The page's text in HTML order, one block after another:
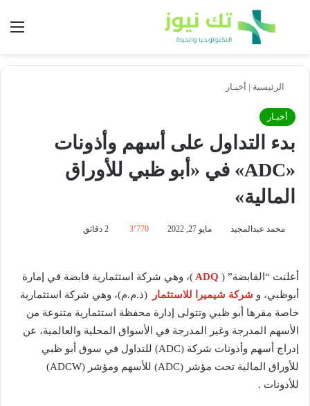
بحث عن
الرئيسية | أخبـار
أخبـار
بدء التداول على أسهم وأذونات
«ADC» في «أبو ظبي للأوراق
المالية»
محمد عبدالمجيد مايو 27, 2022 3٬770
أعلنت “القابضة” ( ADQ )، وهي شركة استثمارية قابضة في إمارة
أبوظبي، و شركة شيميرا للاستثمار
(ذ.م.م)، وهي شركة استثمارية
خاصة مقرها أبو ظبي وتتولى إدارة محفظة استثمارية متنوعة من
الأسهم المدرجة وغير المدرجة في الأسواق المحلية والعالمية، عن
إدراج أسهم وأذونات شركة (ADC) للتداول في سوق أبو ظبي
للأوراق المالية تحت مؤشر (ADC) للأسهم ومؤشر (ADCW)
للأذونات .